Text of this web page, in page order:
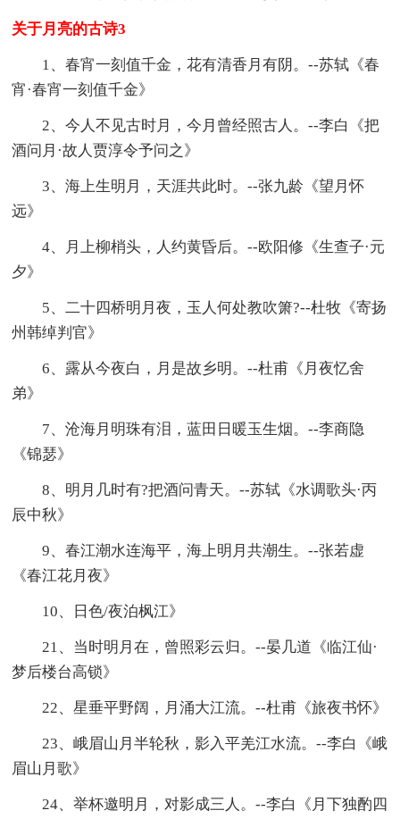
关于月亮的古诗3
1、春宵一刻值千金，花有清香月有阴。--苏轼《春
宵·春宵一刻值千金》
2、今人不见古时月，今月曾经照古人。--李白《把
酒问月·故人贾淳令予问之》
3、海上生明月，天涯共此时。--张九龄《望月怀
远》
4、月上柳梢头，人约黄昏后。--欧阳修《生查子·元
夕》
5、二十四桥明月夜，玉人何处教吹箫?--杜牧《寄扬
州韩绰判官》
6、露从今夜白，月是故乡明。--杜甫《月夜忆舍
弟》
7、沧海月明珠有泪，蓝田日暖玉生烟。--李商隐
《锦瑟》
8、明月几时有?把酒问青天。--苏轼《水调歌头·丙
辰中秋》
9、春江潮水连海平，海上明月共潮生。--张若虚
《春江花月夜》
10、日色/夜泊枫江》
21、当时明月在，曾照彩云归。--晏几道《临江仙·
梦后楼台高锁》
22、星垂平野阔，月涌大江流。--杜甫《旅夜书怀》
23、峨眉山月半轮秋，影入平羌江水流。--李白《峨
眉山月歌》
24、举杯邀明月，对影成三人。--李白《月下独酌四